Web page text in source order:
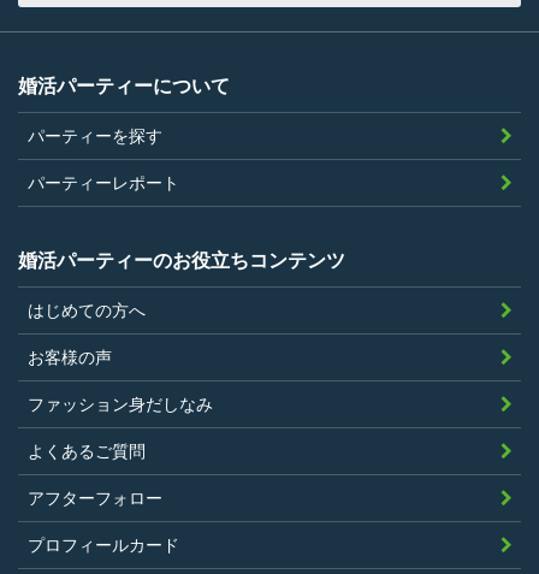
当社の指定する環境でサービスを利用で
当社が企画するパーティープランに設定
されている年齢条件にあてはまっている
こと。
参加条件があり証明書が必要なパーティ
ーは、その条件にあてはまっており且つ
弊社が希望する証明書を持参できるこ
過去に、当社運営サービスにおいて、不
正行為、ストーカー行為、クレジットカ
ードの不正利用その他問題のある行為を
したことがないこと
暴力団等の反社会的勢力の関係者でな
く、また、法令違反あるいは公序良俗違
反行為等反社会的活動を行ったことがな
いこと
婚活パーティーについて
パーティーを探す
パーティーレポート
婚活パーティーのお役立ちコンテンツ
はじめての方へ
お客様の声
ファッション身だしなみ
よくあるご質問
アフターフォロー
プロフィールカード